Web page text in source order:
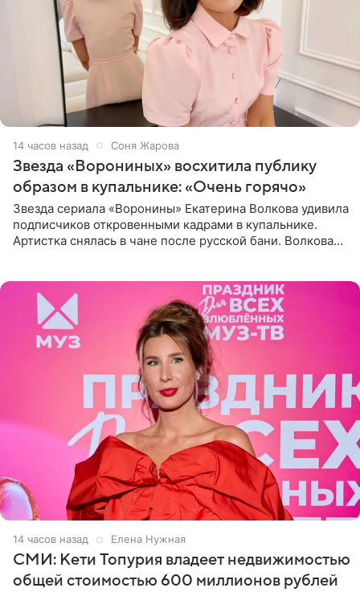
14 часов назад Соня Жарова
Звезда «Ворониных» восхитила публику
образом в купальнике: «Очень горячо»
Звезда сериала «Воронины» Екатерина Волкова удивила
подписчиков откровенными кадрами в купальнике.
Артистка снялась в чане после русской бани. Волкова
14 часов назад Елена Нужная
СМИ: Кети Топурия владеет недвижимостью
общей стоимостью 600 миллионов рублей